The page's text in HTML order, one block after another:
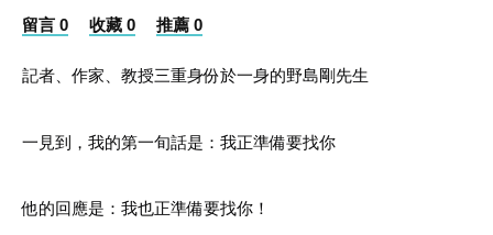
留言 0 收藏 0 推薦 0
記者、作家、教授三重身份於一身的野島剛先生
一見到，我的第一旬話是：我正準備要找你
他的回應是：我也正準備要找你！